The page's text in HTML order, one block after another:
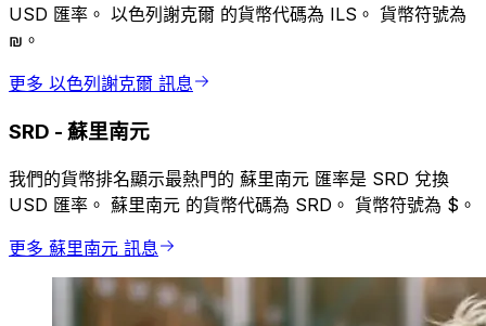
USD 匯率。 以色列謝克爾 的貨幣代碼為 ILS。 貨幣符號為
₪。
更多 以色列謝克爾 訊息
SRD - 蘇里南元
我們的貨幣排名顯示最熱門的 蘇里南元 匯率是 SRD 兌換
USD 匯率。 蘇里南元 的貨幣代碼為 SRD。 貨幣符號為 $。
更多 蘇里南元 訊息